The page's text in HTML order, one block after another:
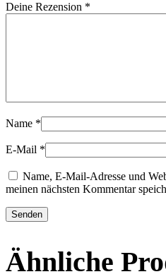
Deine Rezension *
Name *
E-Mail *
Name, E-Mail-Adresse und
meinen nächsten Kommentar
Ähnliche